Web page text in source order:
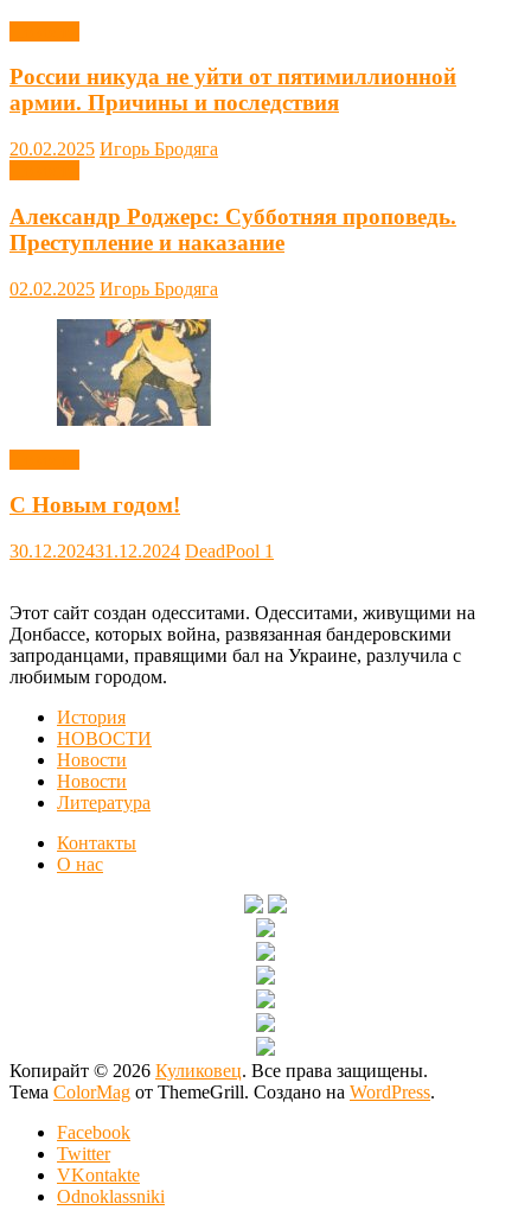
России никуда не уйти от пятимиллионной
армии. Причины и последствия
20.02.2025 Игорь Бродяга
Александр Роджерс: Субботняя проповедь.
Преступление и наказание
02.02.2025 Игорь Бродяга
С Новым годом!
30.12.202431.12.2024 DeadPool 1
Этот сайт создан одесситами. Одесситами, живущими на
Донбассе, которых война, развязанная бандеровскими
запроданцами, правящими бал на Украине, разлучила с
любимым городом.
История
НОВОСТИ
Новости
Новости
Литература
Контакты
О нас
Копирайт © 2026 Куликовец. Все права защищены.
Тема ColorMag от ThemeGrill. Создано на WordPress.
Facebook
Twitter
VKontakte
Odnoklassniki